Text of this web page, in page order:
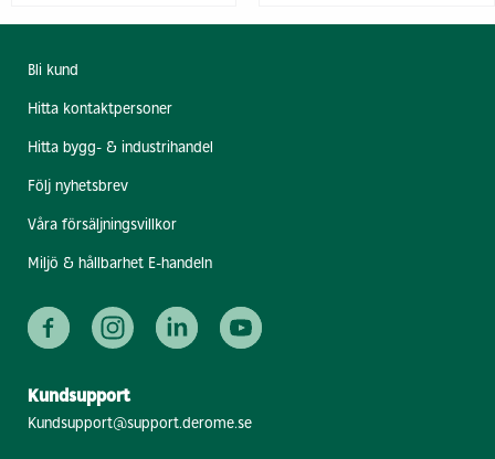
Bli kund
Hitta kontaktpersoner
Hitta bygg- & industrihandel
Följ nyhetsbrev
Våra försäljningsvillkor
Miljö & hållbarhet E-handeln
Kundsupport
Kundsupport@support.derome.se